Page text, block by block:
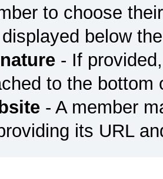
to choose
below
- If
to the bottom
- A member
its URL